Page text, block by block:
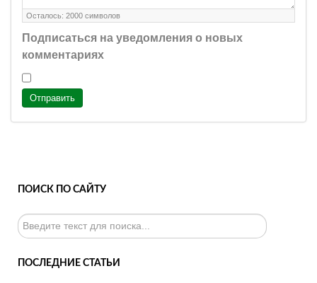
Осталось: 2000 символов
Подписаться на уведомления о новых
комментариях
Отправить
ПОИСК ПО САЙТУ
Искать...
ПОСЛЕДНИЕ СТАТЬИ